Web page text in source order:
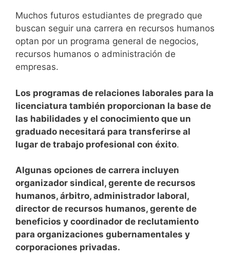
Muchos futuros estudiantes de pregrado que
buscan seguir una carrera en recursos humanos
optan por un programa general de negocios,
recursos humanos o administración de
empresas.
Los programas de relaciones laborales para la
licenciatura también proporcionan la base de
las habilidades y el conocimiento que un
graduado necesitará para transferirse al
lugar de trabajo profesional con éxito.
Algunas opciones de carrera incluyen
organizador sindical, gerente de recursos
humanos, árbitro, administrador laboral,
director de recursos humanos, gerente de
beneficios y coordinador de reclutamiento
para organizaciones gubernamentales y
corporaciones privadas.